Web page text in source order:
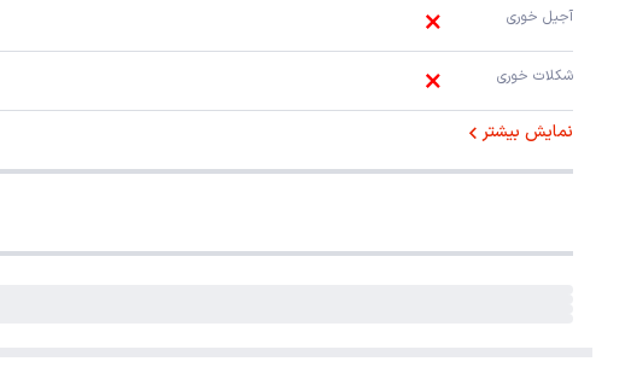
آجیل خوری
شکلات خوری
نمایش بیشتر